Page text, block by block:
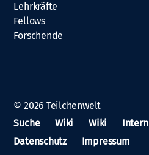
Lehrkräfte
Fellows
Forschende
© 2026 Teilchenwelt
Suche
Wiki Wiki Intern
Datenschutz
Impressum